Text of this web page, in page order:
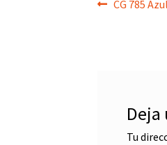
Anterior:
CG 785
Deja
Tu